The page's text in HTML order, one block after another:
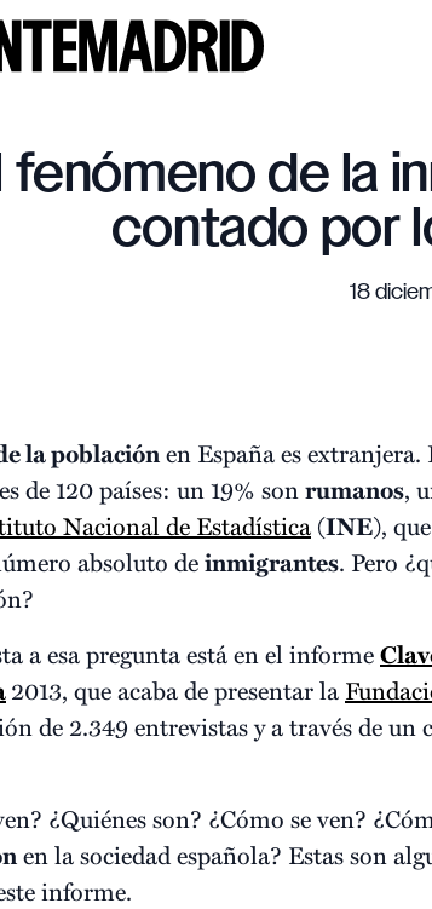
fenómeno de la
contado por
18
la poblaciónen España es
de 120 países: un 19% sonrumanos,
Nacional de Estadística (INE),
absoluto deinmigrantes. Pero
a esa pregunta está en el informe
2013, que acaba de presentar la
de 2.349 entrevistas y a través de
¿Quiénes son? ¿Cómo se ven?
en la sociedad española? Estas son
informe.